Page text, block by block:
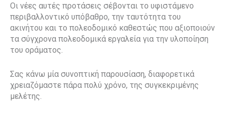
Οι νέες αυτές προτάσεις σέβονται το υφιστάμενο
περιβαλλοντικό υπόβαθρο, την ταυτότητα του
ακινήτου και το πολεοδομικό καθεστώς που αξιοποιούν
τα σύγχρονα πολεοδομικά εργαλεία για την υλοποίηση
του οράματος.
Σας κάνω μία συνοπτική παρουσίαση, διαφορετικά
χρειαζόμαστε πάρα πολύ χρόνο, της συγκεκριμένης
μελέτης.